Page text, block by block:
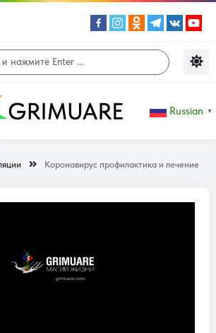
Russian ▼
Коронавирус профилактика и лечение